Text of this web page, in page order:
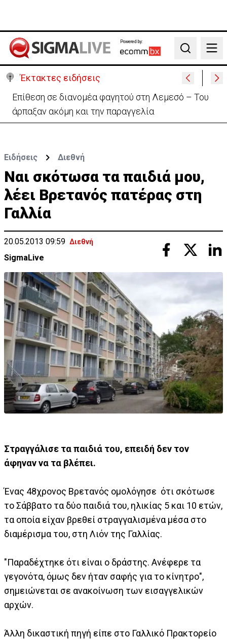
Powered by:
Search
Έκτακτες ειδήσεις
Ο στρατηγός του Τραμπ «αναζητά διέξοδο» από τον
πόλεμο με το Ιράν
Ειδήσεις Διεθνή
Ναι σκότωσα τα παιδιά μου,
λέει Βρετανός πατέρας στη
Γαλλία
20.05.2013 09:59 Διεθνή
SigmaLive
Στραγγάλισε τα παιδιά του, επειδή δεν τον
άφηναν να τα βλέπει.
Ένας 48χρονος Βρετανός ομολόγησε ότι σκότωσε
το Σάββατο τα δύο παιδιά του, ηλικίας 5 και 10 ετών,
τα οποία είχαν βρεθεί στραγγαλισμένα μέσα στο
διαμέρισμα του, στη Λιόν της Γαλλίας.
"Παραδέχτηκε ότι είναι ο δράστης. Ανέφερε τα
γεγονότα, όμως δεν ήταν σαφής για το κίνητρο",
σημειώνεται σε ανακοίνωση των εισαγγελικών
αρχών.
Άλλη δικαστική πηγή είπε στο Γαλλικό Πρακτορείο